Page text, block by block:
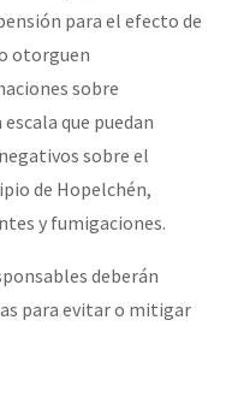
para el efecto de
otorguen
sobre
que puedan
sobre el
de Hopelchén,
y fumigaciones.
deberán
para evitar o mitigar